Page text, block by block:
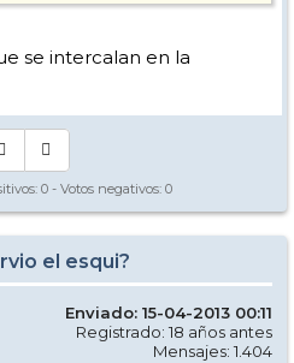
se intercalan en la
0 - Votos negativos: 0
el esqui?
Enviado: 15-04-2013 00:11
Registrado: 18 años antes
Mensajes: 1.404